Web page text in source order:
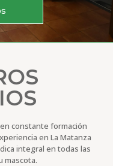
constante formación
en La Matanza
integral en todas las
mascota.